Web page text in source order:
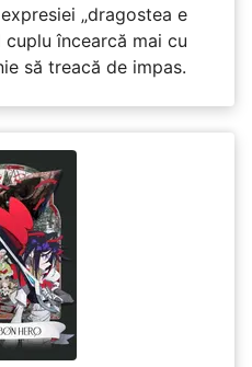
„dragostea e
încearcă mai cu
să treacă de impas.